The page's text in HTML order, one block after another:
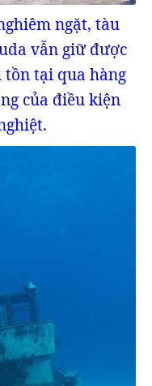
ngặt, tàu
vẫn giữ được
tại qua hàng
của điều kiện